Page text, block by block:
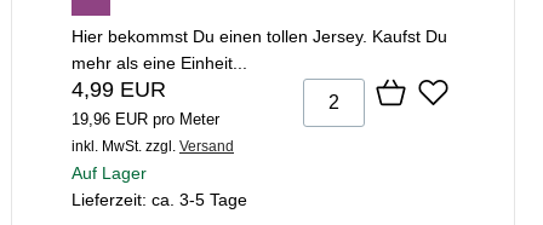
Hier bekommst Du einen tollen Jersey. Kaufst Du
mehr als eine Einheit...
4,99 EUR
19,96 EUR pro Meter
inkl. MwSt. zzgl. Versand
Auf Lager
Lieferzeit: ca. 3-5 Tage